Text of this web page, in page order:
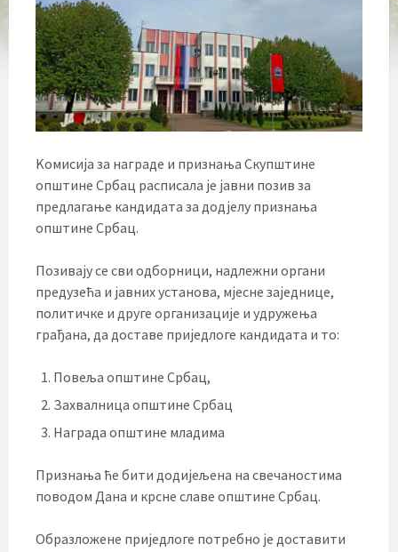
Kомисија за награде и признања Скупштине
општине Србац расписала је јавни позив за
предлагање кандидата за додјелу признања
општине Србац.
Позивају се сви одборници, надлежни органи
предузећа и јавних установа, мјесне заједнице,
политичке и друге организације и удружења
грађана, да доставе приједлоге кандидата и то:
Повеља општине Србац,
Захвалница општине Србац
Награда општине младима
Признања ће бити додијељена на свечаностима
поводом Дана и крсне славе општине Србац.
Образложене приједлоге потребно је доставити